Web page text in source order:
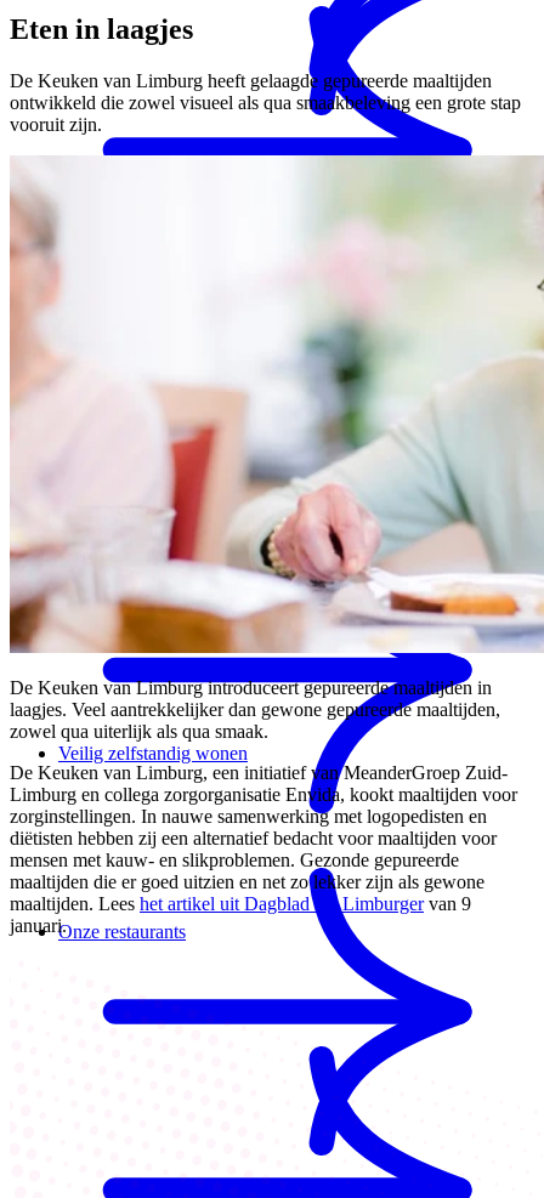
Veilig zelfstandig wonen
Onze restaurants
Eten in laagjes
De Keuken van Limburg heeft gelaagde gepureerde maaltijden
ontwikkeld die zowel visueel als qua smaakbeleving een grote stap
vooruit zijn.
De Keuken van Limburg introduceert gepureerde maaltijden in
laagjes. Veel aantrekkelijker dan gewone gepureerde maaltijden,
zowel qua uiterlijk als qua smaak.
De Keuken van Limburg, een initiatief van MeanderGroep Zuid-
Limburg en collega zorgorganisatie Envida, kookt maaltijden voor
zorginstellingen. In nauwe samenwerking met logopedisten en
diëtisten hebben zij een alternatief bedacht voor maaltijden voor
mensen met kauw- en slikproblemen. Gezonde gepureerde
maaltijden die er goed uitzien en net zo lekker zijn als gewone
maaltijden. Lees het artikel uit Dagblad De Limburgervan 9
januari.